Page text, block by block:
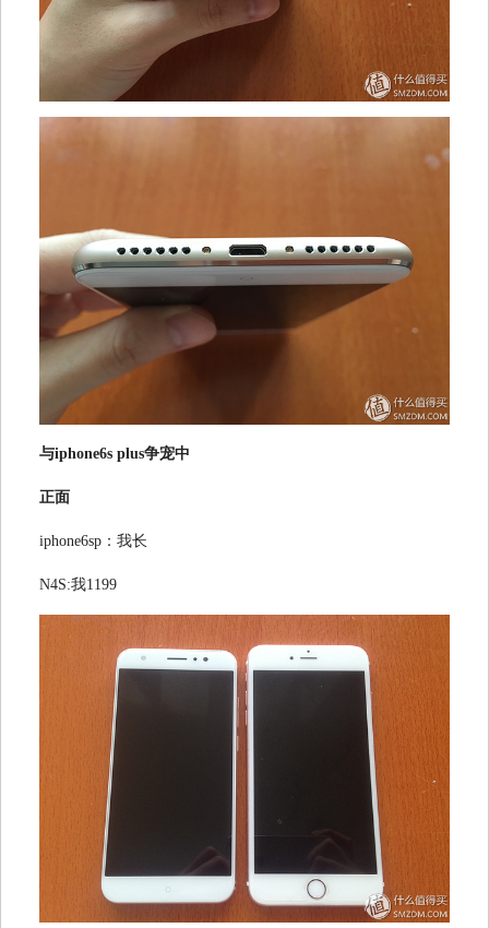
与iphone6s plus争宠中
正面
iphone6sp：我长
N4S:我1199